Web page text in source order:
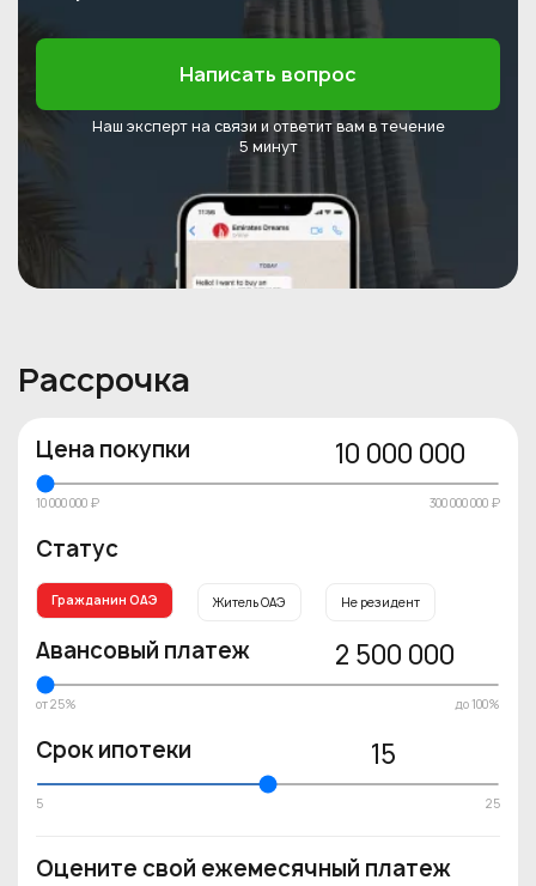
Написать вопрос
Наш эксперт на связи и ответитвам в течение
5 минут
Рассрочка
Цена покупки 10 000 000
10 000 000 ₽ 300 000 000 ₽
Статус
Гражданин ОАЭ Житель ОАЭ Не резидент
Авансовый платеж 2 500 000
от 25% до 100%
Срок ипотеки 15
5 25
Оцените свой ежемесячный платеж